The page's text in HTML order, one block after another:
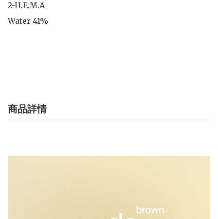
2-H.E.M.A
Water 41%
商品詳情